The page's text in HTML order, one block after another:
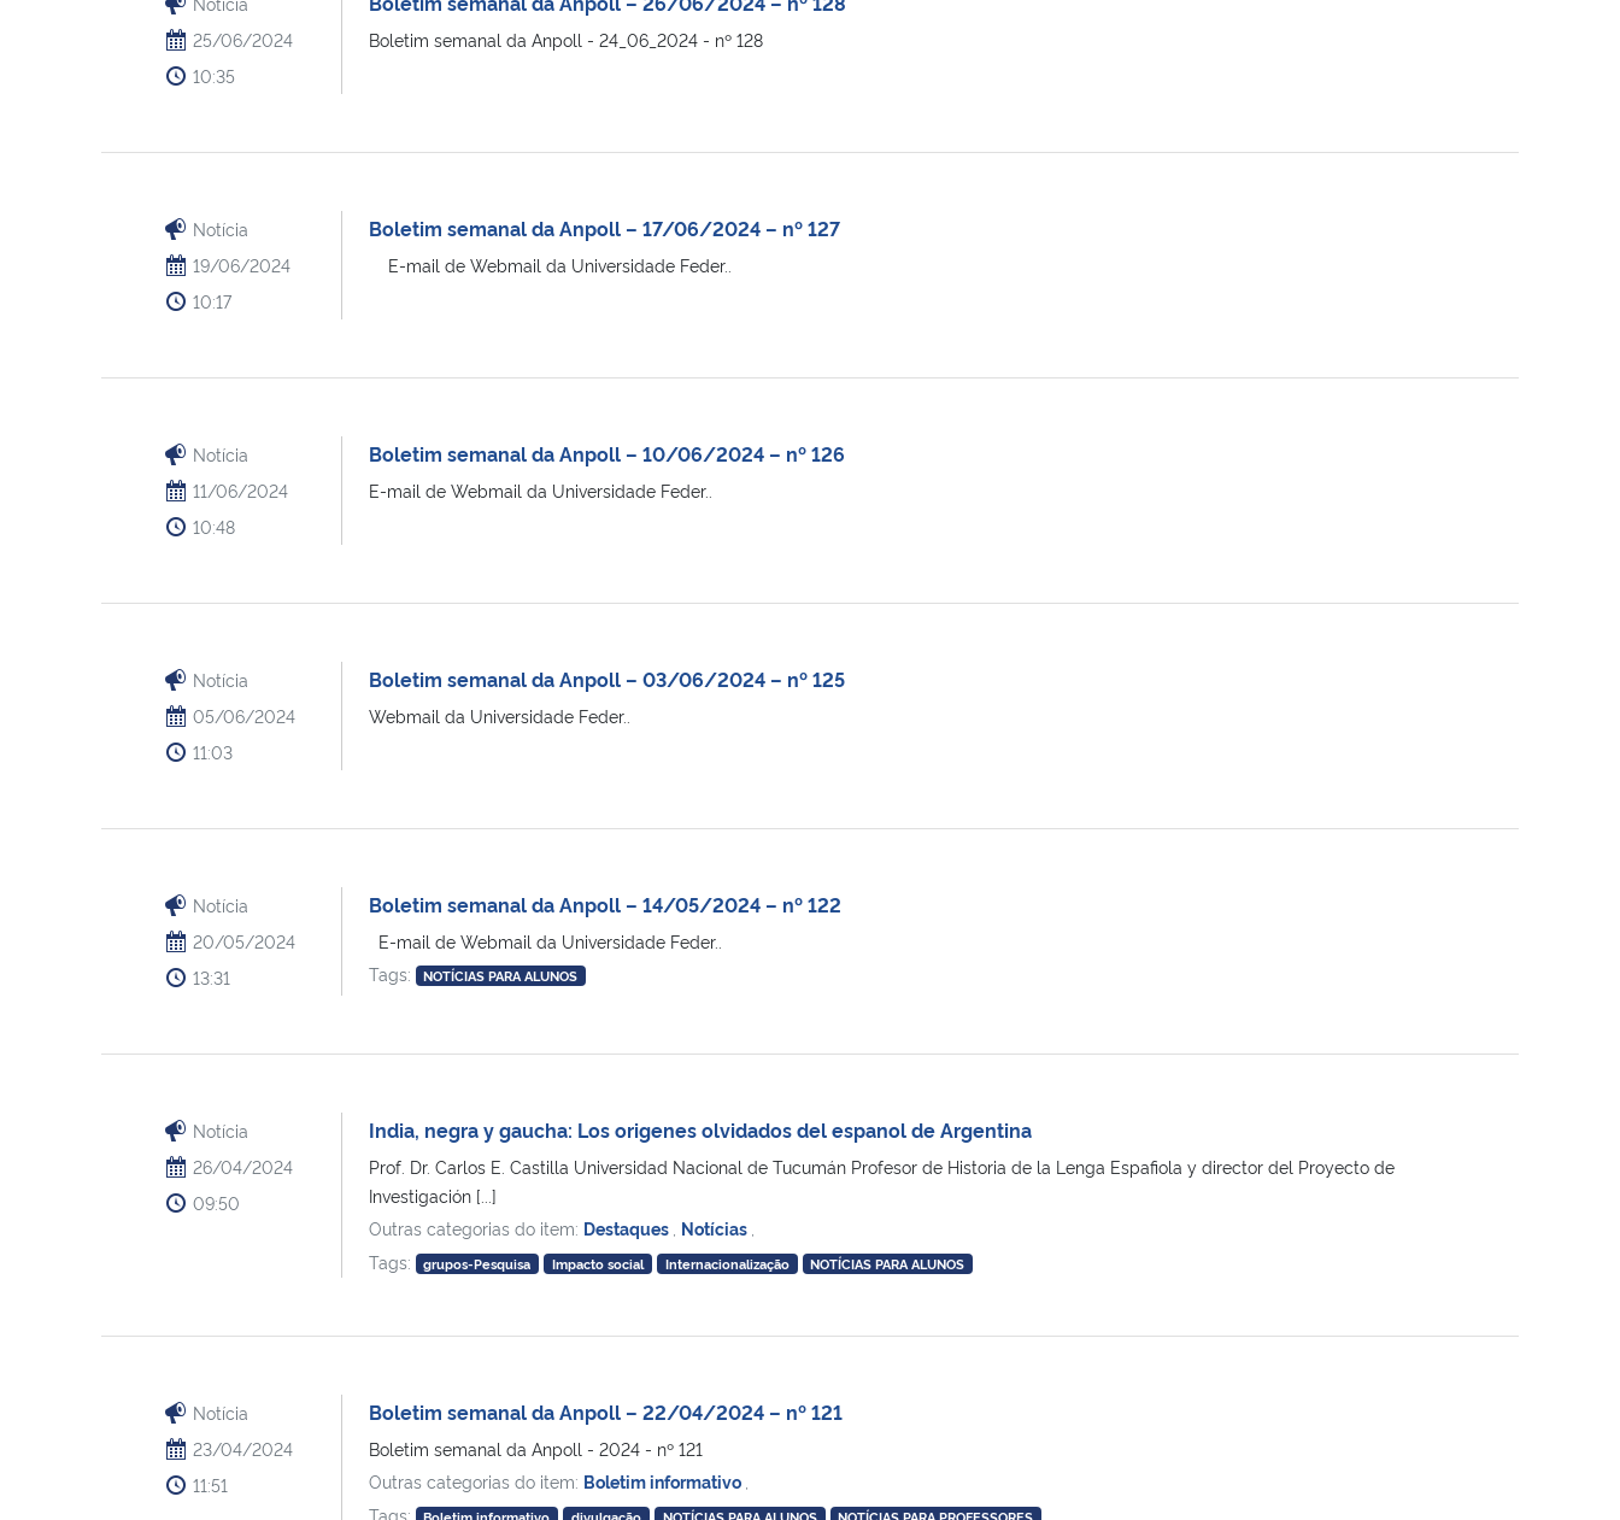
25/06/2024
10:35
Boletim semanal da Anpoll - 24_06_2024 - nº 128
Notícia
19/06/2024
10:17
Boletim semanal da Anpoll – 17/06/2024 – nº 127
E-mail de Webmail da Universidade Feder..
Notícia
11/06/2024
10:48
Boletim semanal da Anpoll – 10/06/2024 – nº 126
E-mail de Webmail da Universidade Feder..
Notícia
05/06/2024
11:03
Boletim semanal da Anpoll – 03/06/2024 – nº 125
Webmail da Universidade Feder..
Notícia
20/05/2024
13:31
Boletim semanal da Anpoll – 14/05/2024 – nº 122
E-mail de Webmail da Universidade Feder..
Tags:
NOTÍCIAS PARA ALUNOS
Notícia
26/04/2024
09:50
India, negra y gaucha: Los origenes olvidados del espanol de Argentina
Prof. Dr. Carlos E. Castilla Universidad Nacional de Tucumán Profesor de Historia de la Lenga Espafiola y director del Proyecto de
Investigación [...]
Outras categorias do item: Destaques Notícias
Tags:
grupos-Pesquisa Impacto social Internacionalização NOTÍCIAS PARA ALUNOS
Notícia
23/04/2024
11:51
Boletim semanal da Anpoll – 22/04/2024 – nº 121
Boletim semanal da Anpoll - 2024 - nº 121
Outras categorias do item: Boletim informativo
Tags: